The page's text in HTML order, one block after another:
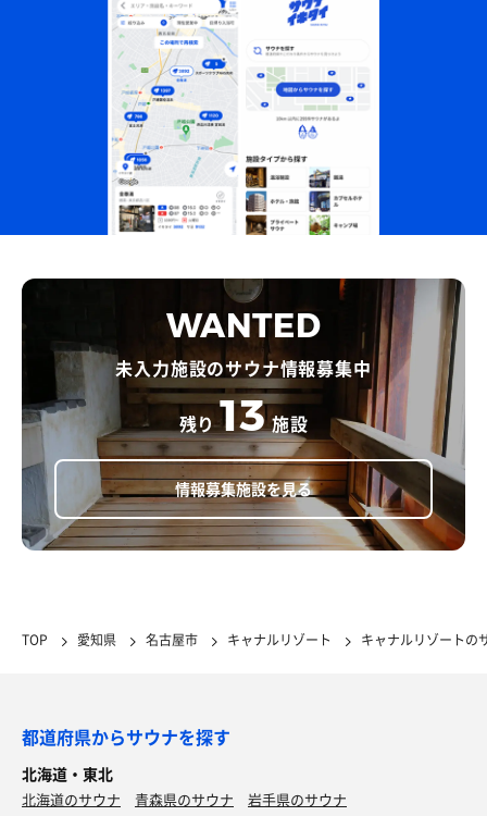
WANTED
未入力施設のサウナ情報募集中
残り 13 施設
情報募集施設を見る
TOP 愛知県 名古屋市 キャナルリゾート キャナルリゾートの
都道府県からサウナを探す
北海道・東北
北海道のサウナ 青森県のサウナ 岩手県のサウナ